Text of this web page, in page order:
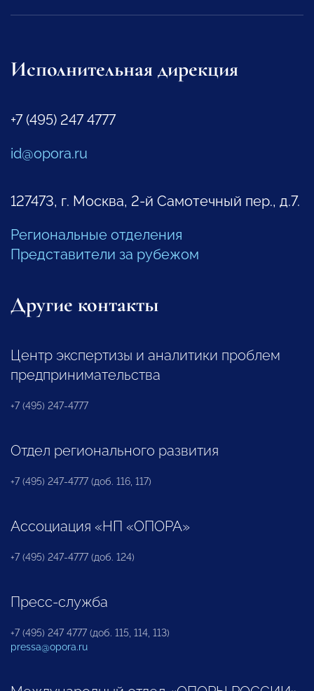
Исполнительная дирекция
+7 (495) 247 4777
id@opora.ru
127473, г. Москва, 2-й Самотечный пер., д.7.
Региональные отделения
Представители за рубежом
Другие контакты
Центр экспертизы и аналитики проблем
предпринимательства
+7 (495) 247-4777
Отдел регионального развития
+7 (495) 247-4777 (доб. 116, 117)
Ассоциация «НП «ОПОРА»
+7 (495) 247-4777 (доб. 124)
Пресс-служба
+7 (495) 247 4777 (доб. 115, 114, 113)
pressa@opora.ru